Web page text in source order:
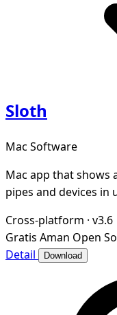
Sloth
Mac Software
Mac app that shows
pipes and devices in
Cross-platform · v3.6
Gratis Aman Open
Detail
Download